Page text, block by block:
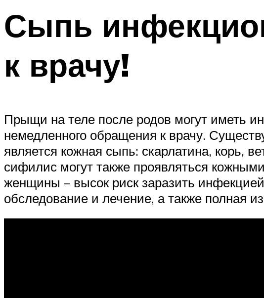
Сыпь
к врачу!
Прыщи на теле после родов могут иметь
немедленного обращения к врачу.
является кожная сыпь: скарлатина, корь,
сифилис могут также проявляться
женщины – высок риск заразить
обследование и лечение, а также полная